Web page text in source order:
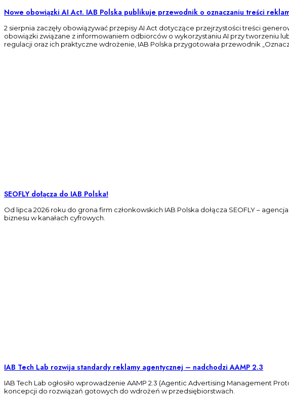
Nowe obowiązki AI Act. IAB Polska publikuje przewodnik o oznaczaniu treści
2 sierpnia zaczęły obowiązywać przepisy AI Act dotyczące przejrzystości treści
obowiązki związane z informowaniem odbiorców o wykorzystaniu AI przy tworzeniu
regulacji oraz ich praktyczne wdrożenie, IAB Polska przygotowała przewodnik
SEOFLY dołącza do IAB Polska!
Od lipca 2026 roku do grona firm członkowskich IAB Polska dołącza SEOFLY –
biznesu w kanałach cyfrowych.
IAB Tech Lab rozwija standardy reklamy agentycznej – nadchodzi AAMP 2.3
IAB Tech Lab ogłosiło wprowadzenie AAMP 2.3 (Agentic Advertising Management
koncepcji do rozwiązań gotowych do wdrożeń w przedsiębiorstwach.